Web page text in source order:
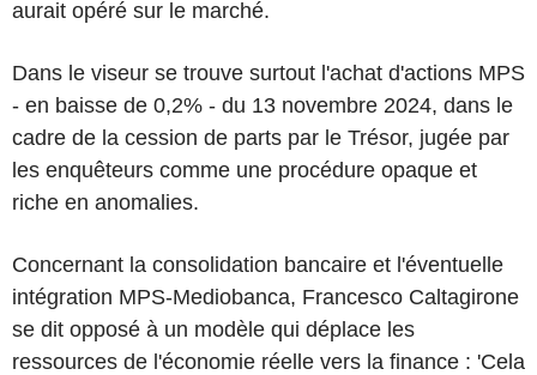
aurait opéré sur le marché.
Dans le viseur se trouve surtout l'achat d'actions MPS
- en baisse de 0,2% - du 13 novembre 2024, dans le
cadre de la cession de parts par le Trésor, jugée par
les enquêteurs comme une procédure opaque et
riche en anomalies.
Concernant la consolidation bancaire et l'éventuelle
intégration MPS-Mediobanca, Francesco Caltagirone
se dit opposé à un modèle qui déplace les
ressources de l'économie réelle vers la finance : 'Cela